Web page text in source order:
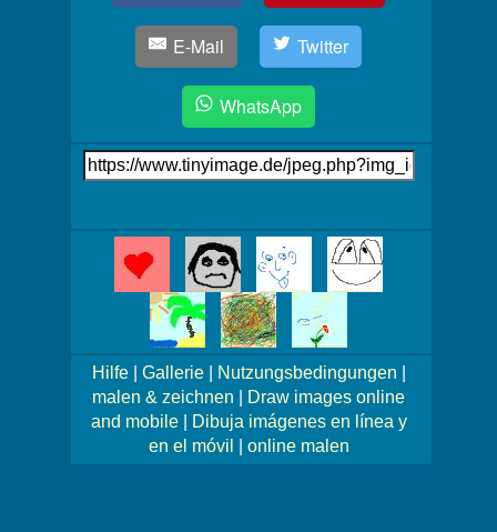
E-Mail Twitter
WhatsApp
Link
auf's
Bilder!
Hilfe| Gallerie| Nutzungsbedingungen
malen & zeichnen
Draw images online
and mobile|
Dibuja imágenes en línea y
en el móvil
online malen